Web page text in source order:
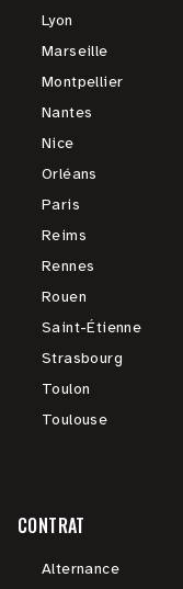
Lyon
Marseille
Montpellier
Nantes
Nice
Orléans
Paris
Reims
Rennes
Rouen
Saint-Étienne
Strasbourg
Toulon
Toulouse
CONTRAT
Alternance